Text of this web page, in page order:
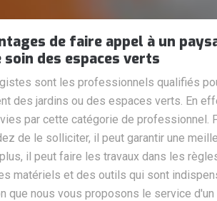
de faire appel à un
des espaces verts
sont les professionnels qualifiés
des jardins ou des espaces verts. En
par cette catégorie de professionnel.
de le solliciter, il peut garantir une
il peut faire les travaux dans les
matériels et des outils qui sont
que nous vous proposons le service